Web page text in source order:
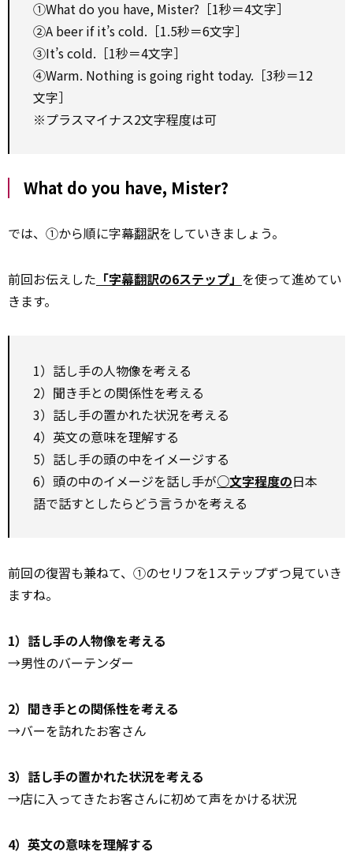
①What do you have, Mister?［1秒＝4文字］
②A beer if it’s cold.［1.5秒＝6文字］
③It’s cold.［1秒＝4文字］
④Warm. Nothing is going right today.［3秒＝12
文字］
※プラスマイナス2文字程度は可
What do you have, Mister?
では、①から順に字幕翻訳をしていきましょう。
前回お伝えした 「字幕翻訳の6ステップ」 を使って進めてい
きます。
1）話し手の人物像を考える
2）聞き手との関係性を考える
3）話し手の置かれた状況を考える
4）英文の意味を理解する
5）話し手の頭の中をイメージする
6）頭の中のイメージを話し手が○文字程度の日本
語で話すとしたらどう言うかを考える
前回の復習も兼ねて、①のセリフを1ステップずつ見ていき
ますね。
1）話し手の人物像を考える
→男性のバーテンダー
2）聞き手との関係性を考える
→バーを訪れたお客さん
3）話し手の置かれた状況を考える
→店に入ってきたお客さんに初めて声をかける状況
4）英文の意味を理解する